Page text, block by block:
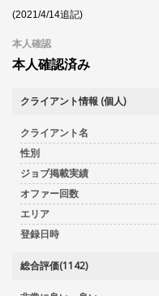
(2021/4/14追記)
本人確認
本人確認済み
クライアント情報 (個人)
クライアント名
性別
ジョブ掲載実績
オファー回数
エリア
登録日時
総合評価(1142)